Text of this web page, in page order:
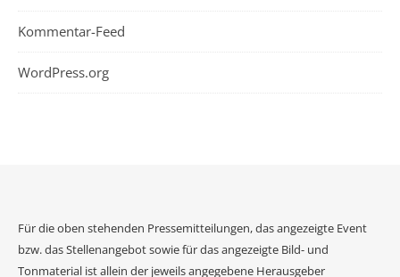
Kommentar-Feed
WordPress.org
Für die oben stehenden Pressemitteilungen, das angezeigte Event
bzw. das Stellenangebot sowie für das angezeigte Bild- und
Tonmaterial ist allein der jeweils angegebene Herausgeber